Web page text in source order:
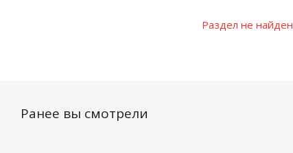
Раздел не найден
Ранее вы смотрели